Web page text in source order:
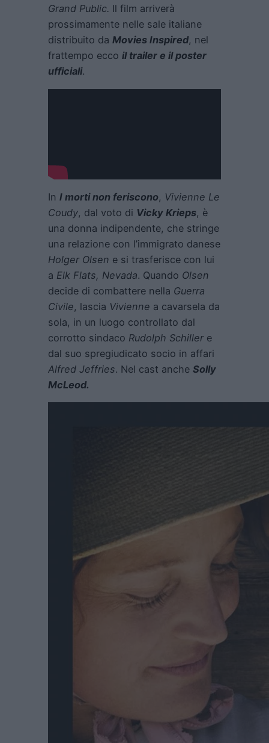
Grand Public. Il film arriverà
prossimamente nelle sale italiane
distribuito da Movies Inspired, nel
frattempo ecco il trailer e il poster
ufficiali.
In I morti non feriscono, Vivienne Le
Coudy, dal voto di Vicky Krieps, è
una donna indipendente, che stringe
una relazione con l’immigrato danese
Holger Olsen e si trasferisce con lui
a Elk Flats, Nevada. Quando Olsen
decide di combattere nella Guerra
Civile, lascia Vivienne a cavarsela da
sola, in un luogo controllato dal
corrotto sindaco Rudolph Schillere
dal suo spregiudicato socio in affari
Alfred Jeffries. Nel cast anche Solly
McLeod.